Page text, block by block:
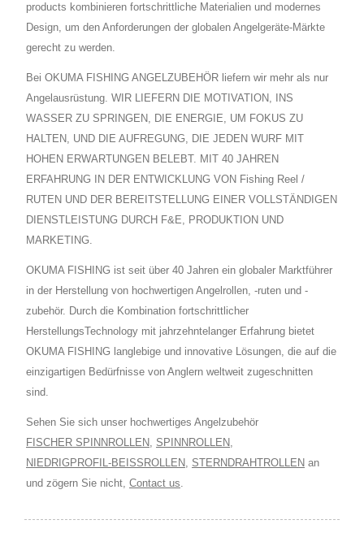
products kombinieren fortschrittliche Materialien und modernes
Design, um den Anforderungen der globalen Angelgeräte-Märkte
gerecht zu werden.
Bei OKUMA FISHING ANGELZUBEHÖR liefern wir mehr als nur
Angelausrüstung. WIR LIEFERN DIE MOTIVATION, INS
WASSER ZU SPRINGEN, DIE ENERGIE, UM FOKUS ZU
HALTEN, UND DIE AUFREGUNG, DIE JEDEN WURF MIT
HOHEN ERWARTUNGEN BELEBT. MIT 40 JAHREN
ERFAHRUNG IN DER ENTWICKLUNG VON Fishing Reel /
RUTEN UND DER BEREITSTELLUNG EINER VOLLSTÄNDIGEN
DIENSTLEISTUNG DURCH F&E, PRODUKTION UND
MARKETING.
OKUMA FISHING ist seit über 40 Jahren ein globaler Marktführer
in der Herstellung von hochwertigen Angelrollen, -ruten und -
zubehör. Durch die Kombination fortschrittlicher
HerstellungsTechnology mit jahrzehntelanger Erfahrung bietet
OKUMA FISHING langlebige und innovative Lösungen, die auf die
einzigartigen Bedürfnisse von Anglern weltweit zugeschnitten
sind.
Sehen Sie sich unser hochwertiges Angelzubehör
FISCHER SPINNROLLEN, SPINNROLLEN,
NIEDRIGPROFIL-BEISSROLLEN, STERNDRAHTROLLEN an
und zögern Sie nicht, Contact us.